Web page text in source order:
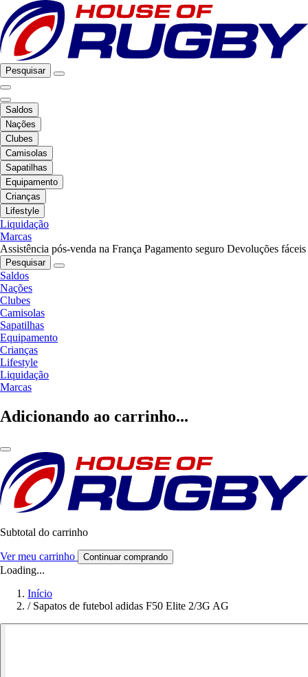
Pesquisar
Saldos
Nações
Clubes
Camisolas
Sapatilhas
Equipamento
Crianças
Lifestyle
Liquidação
Marcas
Assistência pós-venda na França Pagamento seguro Devoluções fáceis
Pesquisar
Saldos
Nações
Clubes
Camisolas
Sapatilhas
Equipamento
Crianças
Lifestyle
Liquidação
Marcas
Adicionando ao carrinho...
Subtotal do carrinho
Ver meu carrinho Continuar comprando
Loading...
Início
/ Sapatos de futebol adidas F50 Elite 2/3G AG